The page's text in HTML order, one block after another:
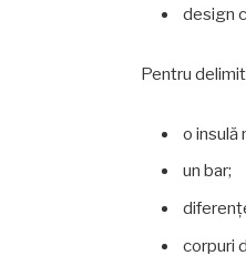
design
Pentru
o insulă
un bar;
corpuri